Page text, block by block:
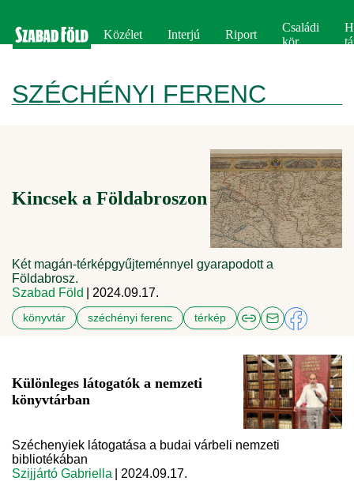
Közélet Interjú Riport
Családi
kör
SZÉCHÉNYI FERENC
Kincsek a Földabroszon
Két magán-térképgyűjteménnyel gyarapodott a
Földabrosz.
Szabad Föld
| 2024.09.17.
könyvtár széchényi ferenc térkép
Különleges látogatók a nemzeti
könyvtárban
Széchenyiek látogatása a budai várbeli nemzeti
bibliotékában
Szijjártó Gabriella
| 2024.09.17.